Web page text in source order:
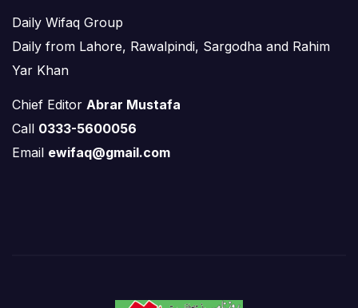
Daily Wifaq Group
Daily from Lahore, Rawalpindi, Sargodha and Rahim
Yar Khan
Chief Editor Abrar Mustafa
Call 0333-5600056
Email ewifaq@gmail.com